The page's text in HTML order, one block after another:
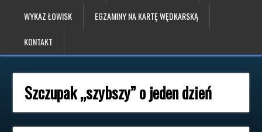
WYKAZ ŁOWISK EGZAMINY NA KARTĘ WĘDKARSKĄ
KONTAKT
Szczupak „szybszy” o jeden dzień